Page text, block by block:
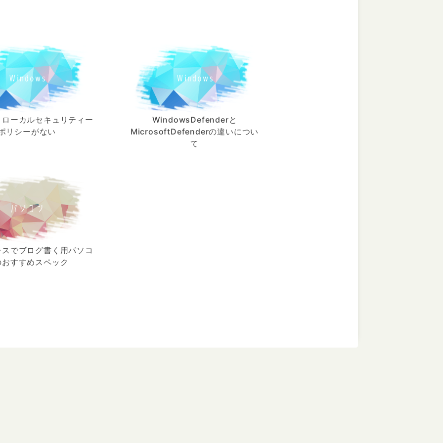
ーカルセキュリティー
リシーがない
WindowsDefenderと
MicrosoftDefenderの違いについ
て
でブログ書く用パソコ
すすめスペック